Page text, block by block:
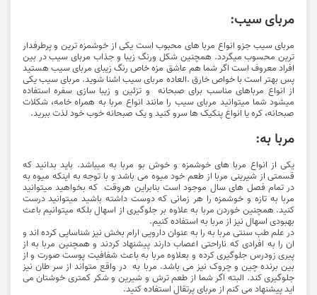
مربای سیب:
مربای سیب جزو انواع مربا های محبوب است یکی از خوشمزه ترین و پرطرفدار
ترین محسوب میگردد. همچنین شکل ورنگ زیبا و جذاب مربای سیب در بین
افراد معروف است اگر شما هم عاشق مزه خاص رنگ زیبای مربای سیب هستید
پس بهتر است با خواص خارق .العاده مربای سیب اشنا شوید. مربای سیب یکی
از انواع مرباهای مناسب برای صبحانه و تزئین و زیبا سازی سفره استفاده
میشود شما میتوانید مربای سیب را مانند انواع مربا به همراه خامه، شکلات
صبحانه، کره یا انواع پنکیک ها سرو کنید و یک صبحانه خوب خود لذت ببرید.
مربا به:
یکی از انواع مربا های خوشمزه و خوش بو مربا به میباشد. باید بدانید که
قسمتی از شیرینی مربا از طعم خود میوه می باشد و با توجه به اینکه میوه به
در تمام فصل های سال موجود است بنابراین هروقت که بخواهید میتوانید
مربا به تازه و خوشمزه را هر زمانی که دوست داشته باشید میتوانید درست
کنید. همچنین خوردن مربا به علاوه بر جلوگیری از اسهال بلکه میتوانیم باعث
بهبودی اسهال نیز از مربا به استفاده کنیم.
در علم طب سنتی مربا به را به عنوان دارویی ارام بخش نیز شناسایی کرده اند و
ان را به افرادی که ناراحتی اعصاب دارند پیشنهاد کردند و همچنین مربا به از
پیری زودرس جلوگیری کرده و بعلاوه مربا به باعث شفافیت پوست صورت و از
بین برنده چین و چروک نیز می باشد. مربا به در واقع متواند از سر طان نیز
جلوگیری کند. البته اگر شما از طعم ترش و شیرین و شکر کمتری خوشتان می
اید پیشنهاد می کنم از مربای پرتقال استفاده کنید.